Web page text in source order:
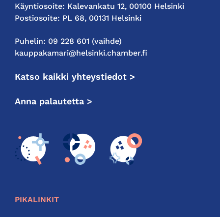
Käyntiosoite: Kalevankatu 12, 00100 Helsinki
Postiosoite: PL 68, 00131 Helsinki
Puhelin: 09 228 601 (vaihde)
kauppakamari@helsinki.chamber.fi
Katso kaikki yhteystiedot >
Anna palautetta >
PIKALINKIT